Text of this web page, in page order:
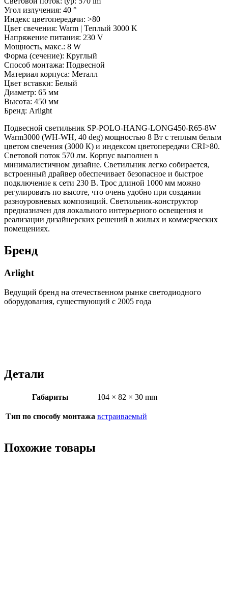
Угол излучения: 40 °
Индекс цветопередачи: >80
Цвет свечения: Warm | Теплый 3000 K
Напряжение питания: 230 V
Мощность, макс.: 8 W
Форма (сечение): Круглый
Способ монтажа: Подвесной
Материал корпуса: Металл
Цвет вставки: Белый
Диаметр: 65 мм
Высота: 450 мм
Бренд: Arlight
Подвесной светильник SP-POLO-HANG-LONG450-R65-8W
Warm3000 (WH-WH, 40 deg) мощностью 8 Вт с теплым белым
цветом свечения (3000 К) и индексом цветопередачи CRI>80.
Световой поток 570 лм. Корпус выполнен в
минималистичном дизайне. Светильник легко собирается,
встроенный драйвер обеспечивает безопасное и быстрое
подключение к сети 230 В. Трос длиной 1000 мм можно
регулировать по высоте, что очень удобно при создании
разноуровневых композиций. Светильник-конструктор
предназначен для локального интерьерного освещения и
реализации дизайнерских решений в жилых и коммерческих
помещениях.
Бренд
Arlight
Ведущий бренд на отечественном рынке светодиодного
оборудования, существующий с 2005 года
Детали
Габариты 104 × 82 × 30 mm
Тип по способу монтажа встраиваемый
Похожие товары